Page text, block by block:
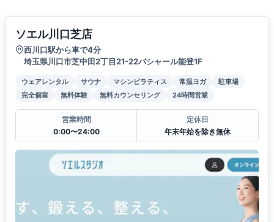
ソエル川口芝店
西川口駅から車で4分
埼玉県川口市芝中田2丁目21-22バシャール能登1F
ウェアレンタル サウナ マシンピラティス 常温ヨガ
駐車場
完全個室
無料体験 無料カウンセリング 24時間営業
営業時間
0:00〜24:00
定休日
年末年始を除き無休